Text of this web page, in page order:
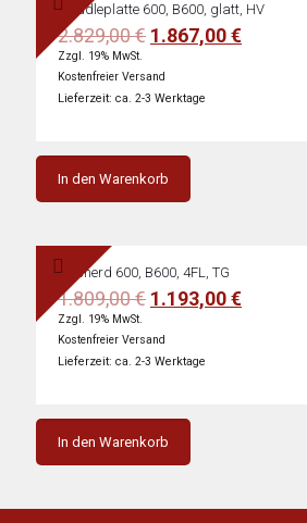
Griddleplatte 600, B600, glatt, HV
2.829,00€ Ursprünglicher
war:
2.829,00 €
1.867,00€Aktueller
Zzgl. 19% MwSt.
Kostenfreier Versand
Lieferzeit: ca. 2-3 Werktage
In den Warenkorb
Gasherd 600, B600, 4FL, TG
1.809,00€ Ursprünglicher
war:
1.809,00 €
1.193,00€Aktueller
Zzgl. 19% MwSt.
Kostenfreier Versand
Lieferzeit: ca. 2-3 Werktage
In den Warenkorb